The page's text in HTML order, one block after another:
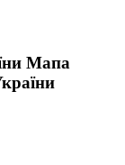
Мапа